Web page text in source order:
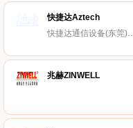
快捷达Aztech
快捷达通信设备(东莞)有限公司
兆赫ZINWELL